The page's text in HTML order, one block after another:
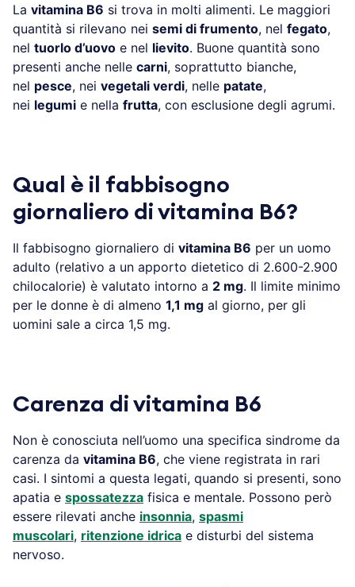
La vitamina B6 si trova in molti alimenti. Le maggiori
quantità si rilevano nei semi di frumento, nel fegato,
nel tuorlo d’uovo e nel lievito. Buone quantità sono
presenti anche nelle carni, soprattutto bianche,
nel pesce, nei vegetali verdi, nelle patate,
nei legumi e nella frutta, con esclusione degli agrumi.
Qual è il fabbisogno
giornaliero di vitamina B6?
Il fabbisogno giornaliero di vitamina B6 per un uomo
adulto (relativo a un apporto dietetico di 2.600-2.900
chilocalorie) è valutato intorno a 2 mg. Il limite minimo
per le donne è di almeno 1,1 mg al giorno, per gli
uomini sale a circa 1,5 mg.
Carenza di vitamina B6
Non è conosciuta nell’uomo una specifica sindrome da
carenza da vitamina B6, che viene registrata in rari
casi. I sintomi a questa legati, quando si presenti, sono
apatia e spossatezza fisica e mentale. Possono però
essere rilevati anche insonnia, spasmi
muscolari, ritenzione idrica e disturbi del sistema
nervoso.